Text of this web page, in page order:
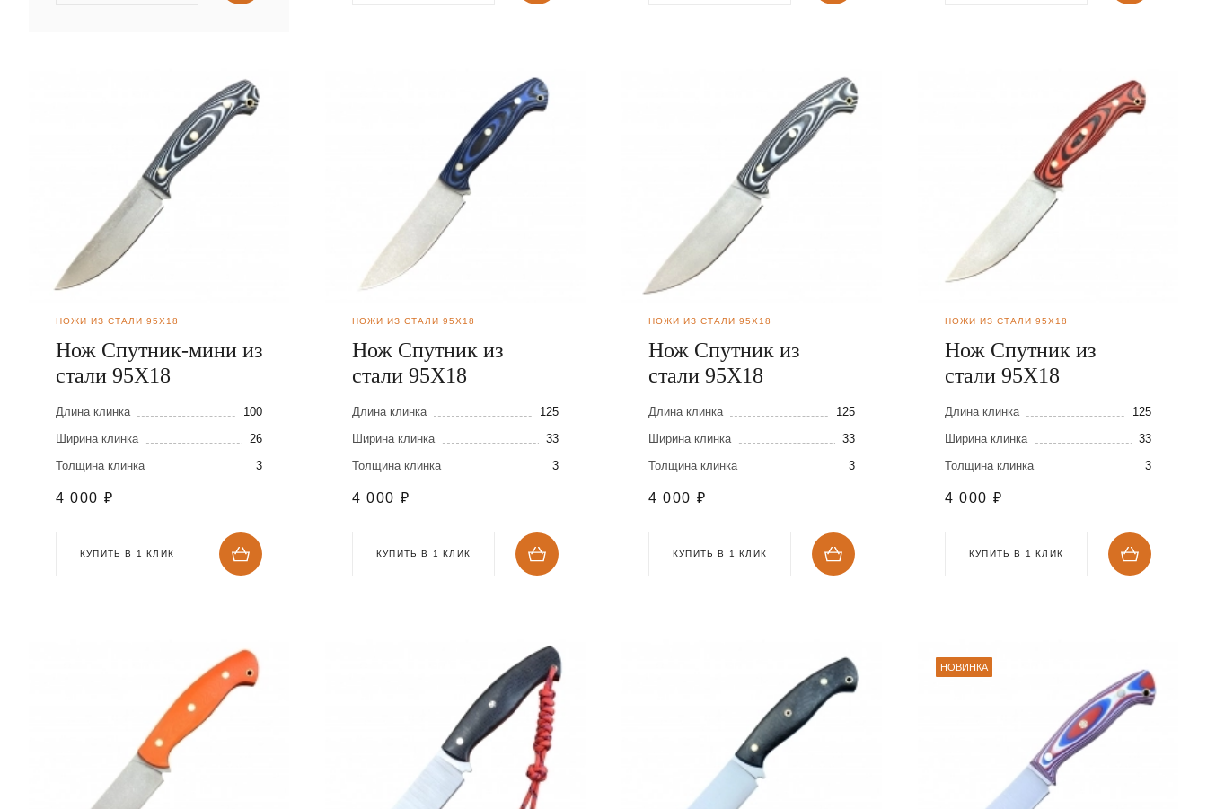
НОЖИ ИЗ СТАЛИ 95Х18
Нож Спутник-мини из
стали 95Х18
Длина клинка
100
Ширина клинка
26
Толщина клинка
3
4 000 ₽
КУПИТЬ В 1 КЛИК
НОЖИ ИЗ СТАЛИ 95Х18
Нож Спутник из
стали 95Х18
Длина клинка
125
Ширина клинка
33
Толщина клинка
3
4 000 ₽
КУПИТЬ В 1 КЛИК
НОЖИ ИЗ СТАЛИ 95Х18
Нож Спутник из
стали 95Х18
Длина клинка
125
Ширина клинка
33
Толщина клинка
3
4 000 ₽
КУПИТЬ В 1 КЛИК
НОЖИ ИЗ СТАЛИ 95Х18
Нож Спутник из
стали 95Х18
Длина клинка
125
Ширина клинка
33
Толщина клинка
3
4 000 ₽
КУПИТЬ В 1 КЛИК
НОВИНКА